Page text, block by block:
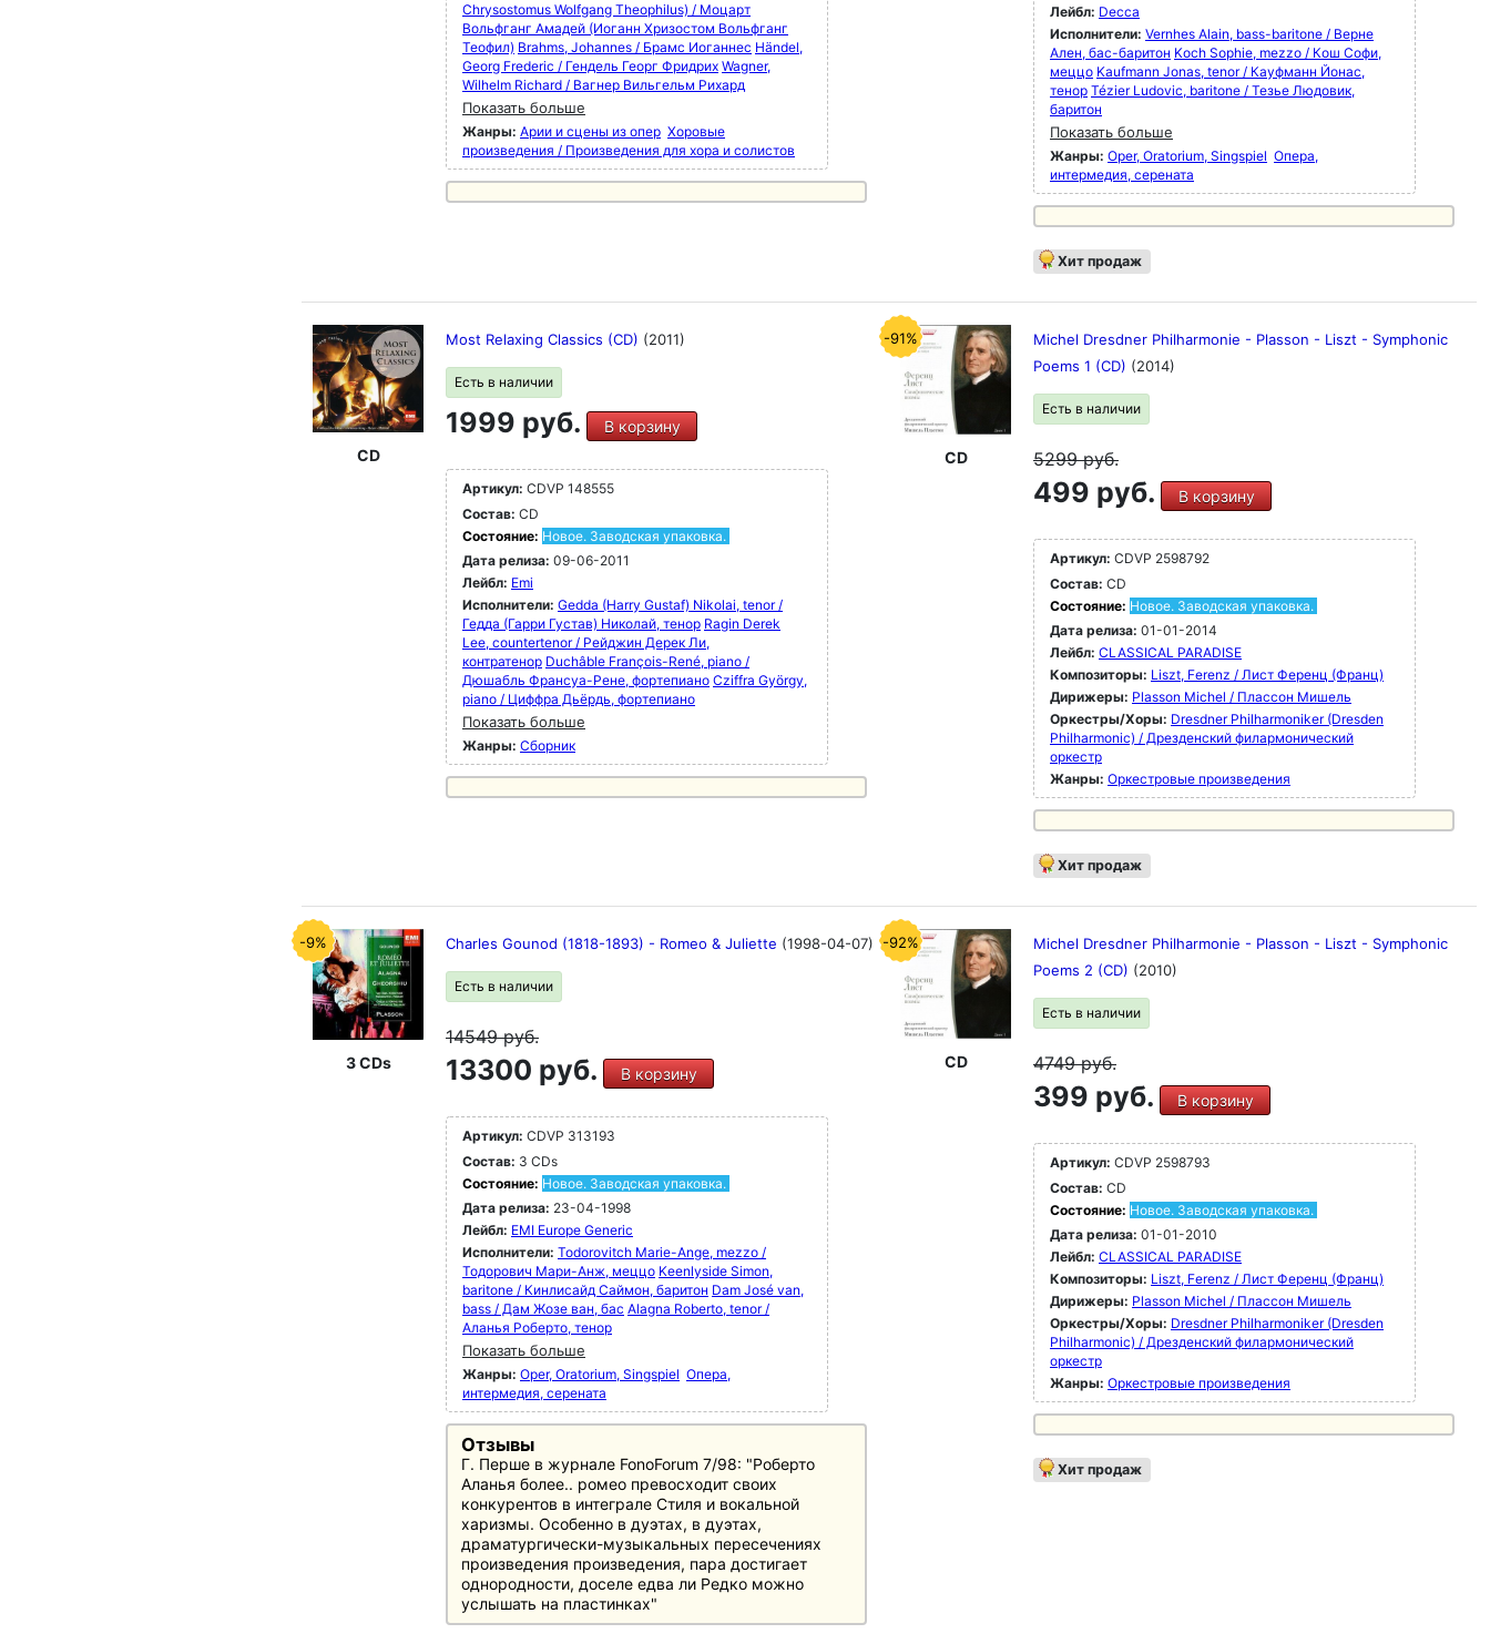
Chrysostomus Wolfgang Theophilus) / Моцарт
Вольфганг Амадей (Иоганн Хризостом Вольфганг
Теофил) Brahms, Johannes / Брамс Иоганнес Händel,
Georg Frederic / Гендель Георг Фридрих Wagner,
Wilhelm Richard / Вагнер Вильгельм Рихард
Показать больше
Жанры: Арии и сцены из опер Хоровые
произведения / Произведения для хора и солистов
Лейбл: Decca
Исполнители: Vernhes Alain, bass-baritone / Верне
Ален, бас-баритон Koch Sophie, mezzo / Кош Софи,
меццо Kaufmann Jonas, tenor / Кауфманн Йонас,
тенор Tézier Ludovic, baritone / Тезье Людовик,
баритон
Показать больше
Жанры: Oper, Oratorium, Singspiel Опера,
интермедия, серената
Хит продаж
CD
Most Relaxing Classics (CD) (2011)
Есть в наличии
1999 руб. В корзину
Артикул: CDVP 148555
Состав: CD
Состояние: Новое. Заводская упаковка.
Дата релиза: 09-06-2011
Лейбл: Emi
Исполнители: Gedda (Harry Gustaf) Nikolai, tenor /
Гедда (Гарри Густав) Николай, тенор Ragin Derek
Lee, countertenor / Рейджин Дерек Ли,
контратенор Duchâble François-René, piano /
Дюшабль Франсуа-Рене, фортепиано Cziffra György,
piano / Циффра Дьёрдь, фортепиано
Показать больше
Жанры: Сборник
-91%
CD
Michel Dresdner Philharmonie - Plasson - Liszt - Symphonic
Poems 1 (CD) (2014)
Есть в наличии
5299руб.
499 руб. В корзину
Артикул: CDVP 2598792
Состав: CD
Состояние: Новое. Заводская упаковка.
Дата релиза: 01-01-2014
Лейбл: CLASSICAL PARADISE
Композиторы: Liszt, Ferenz / Лист Ференц (Франц)
Дирижеры: Plasson Michel / Плассон Мишель
Оркестры/Хоры: Dresdner Philharmoniker (Dresden
Philharmonic) / Дрезденский филармонический
оркестр
Жанры: Оркестровые произведения
Хит продаж
-9%
3 CDs
Charles Gounod (1818-1893) - Romeo & Juliette (1998-04-07)
Есть в наличии
14549руб.
13300 руб. В корзину
Артикул: CDVP 313193
Состав: 3 CDs
Состояние: Новое. Заводская упаковка.
Дата релиза: 23-04-1998
Лейбл: EMI Europe Generic
Исполнители: Todorovitch Marie-Ange, mezzo /
Тодорович Мари-Анж, меццо Keenlyside Simon,
baritone / Кинлисайд Саймон, баритон Dam José van,
bass / Дам Жозе ван, бас Alagna Roberto, tenor /
Аланья Роберто, тенор
Показать больше
Жанры: Oper, Oratorium, Singspiel Опера,
интермедия, серената
Отзывы
Г. Перше в журнале FonoForum 7/98: "Роберто
Аланья более.. ромео превосходит своих
конкурентов в интеграле Стиля и вокальной
харизмы. Особенно в дуэтах, в дуэтах,
драматургически-музыкальных пересечениях
произведения произведения, пара достигает
однородности, доселе едва ли Редко можно
услышать на пластинках"
-92%
CD
Michel Dresdner Philharmonie - Plasson - Liszt - Symphonic
Poems 2 (CD) (2010)
Есть в наличии
4749руб.
399 руб. В корзину
Артикул: CDVP 2598793
Состав: CD
Состояние: Новое. Заводская упаковка.
Дата релиза: 01-01-2010
Лейбл: CLASSICAL PARADISE
Композиторы: Liszt, Ferenz / Лист Ференц (Франц)
Дирижеры: Plasson Michel / Плассон Мишель
Оркестры/Хоры: Dresdner Philharmoniker (Dresden
Philharmonic) / Дрезденский филармонический
оркестр
Жанры: Оркестровые произведения
Хит продаж